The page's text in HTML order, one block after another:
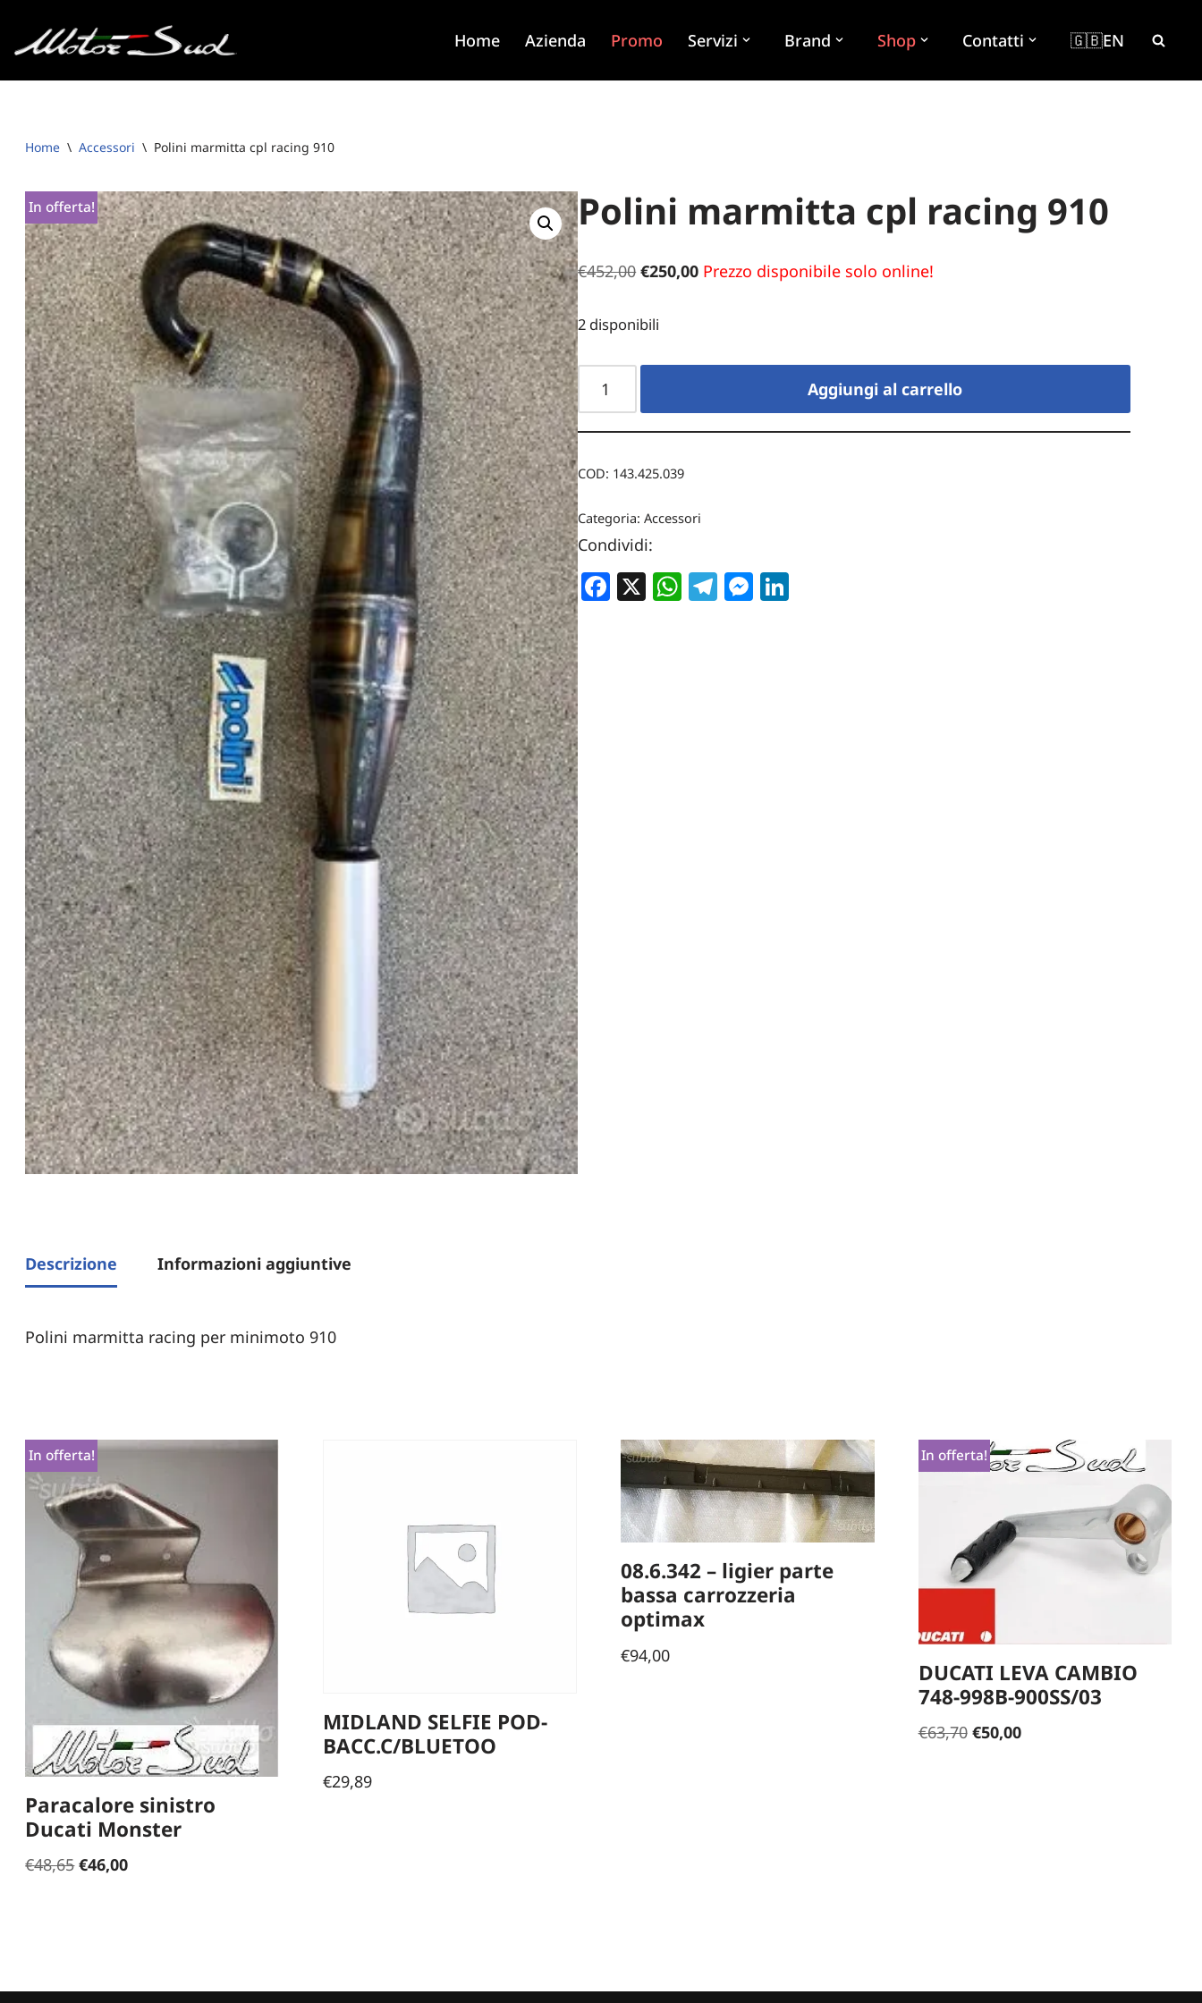
Vai
al
Home Azienda Promo Servizi Brand Shop Contatti 🇬🇧EN
Home \ Accessori \ Polini marmitta cpl racing 910
In offerta! Polini marmitta cpl racing 910
€452,00 €250,00 Prezzo disponibile solo online!
2 disponibili
Aggiungi al carrello
COD: 143.425.039
Categoria:Accessori
Condividi:
Facebook
X WhatsApp
Telegram
Messenger
Descrizione Informazioni aggiuntive
Polini marmitta racing per minimoto 910
In offerta!
Paracalore sinistro
Ducati Monster
€48,65 €46,00
MIDLAND SELFIE POD-
BACC.C/BLUETOO
€29,89
08.6.342 – ligier parte
bassa carrozzeria
optimax
€94,00
In offerta!
DUCATI LEVA CAMBIO
748-998B-900SS/03
€63,70 €50,00